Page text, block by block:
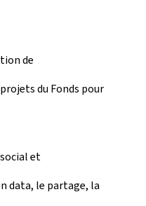
de
du Fonds pour
et
data, le partage, la